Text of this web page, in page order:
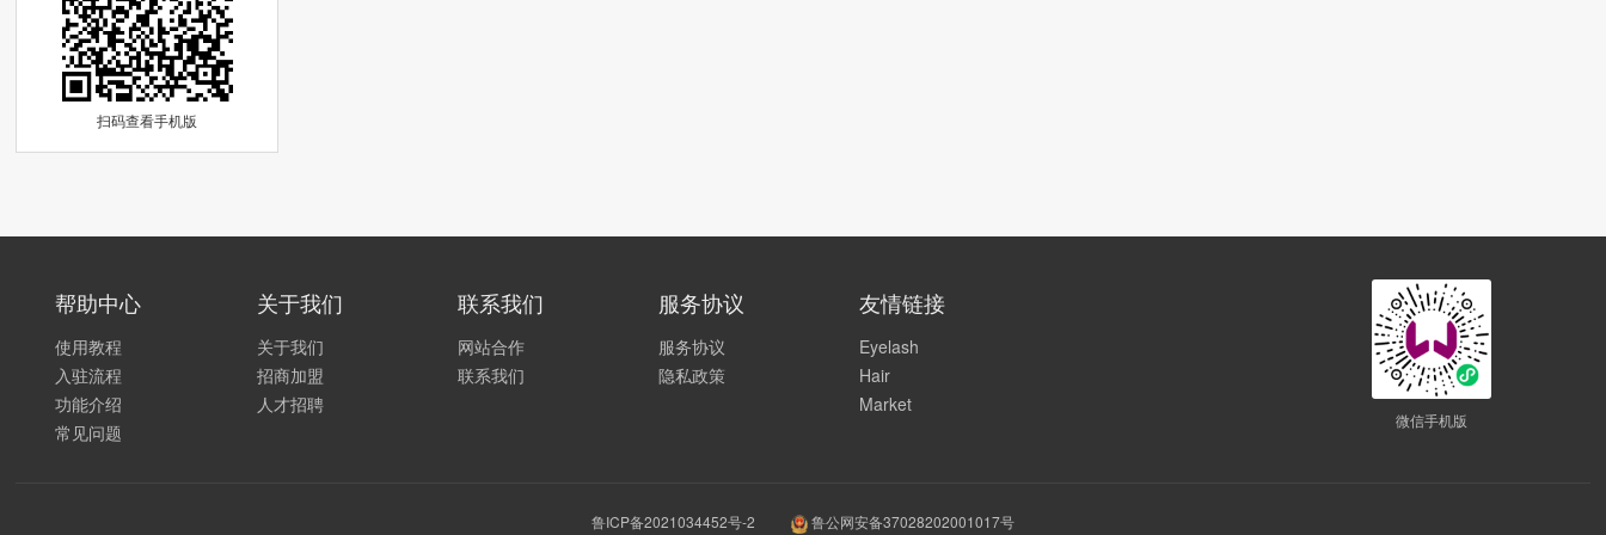
扫码查看手机版
帮助中心
使用教程
入驻流程
功能介绍
常见问题
关于我们
关于我们
招商加盟
人才招聘
联系我们
网站合作
联系我们
服务协议
服务协议
隐私政策
友情链接
Eyelash
Hair
Market
微信手机版
鲁ICP备2021034452号-2 鲁公网安备37028202001017号